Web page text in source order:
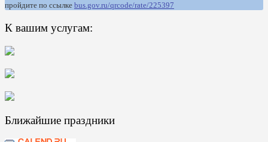
пройдите по ссылке bus.gov.ru/qrcode/rate/225397
К вашим услугам:
Ближайшие праздники